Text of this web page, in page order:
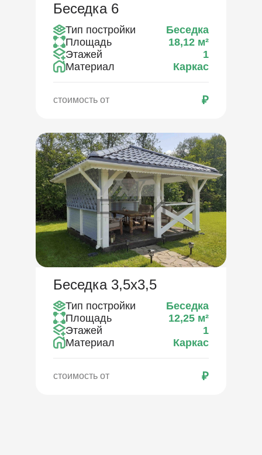
Беседка 6
Тип постройки
Беседка
Площадь
18,12 м²
Этажей
1
Материал
Каркас
стоимость от ₽
Беседка 3,5х3,5
Тип постройки
Беседка
Площадь
12,25 м²
Этажей
1
Материал
Каркас
стоимость от ₽